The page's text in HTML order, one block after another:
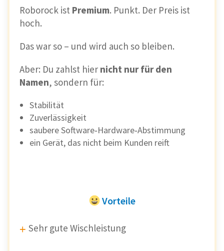
Roborock ist Premium. Punkt. Der Preis ist
hoch.
Das war so – und wird auch so bleiben.
Aber: Du zahlst hier nicht nur für den
Namen, sondern für:
Stabilität
Zuverlässigkeit
saubere Software‑Hardware‑Abstimmung
ein Gerät, das nicht beim Kunden reift
Vorteile
Sehr gute Wischleistung